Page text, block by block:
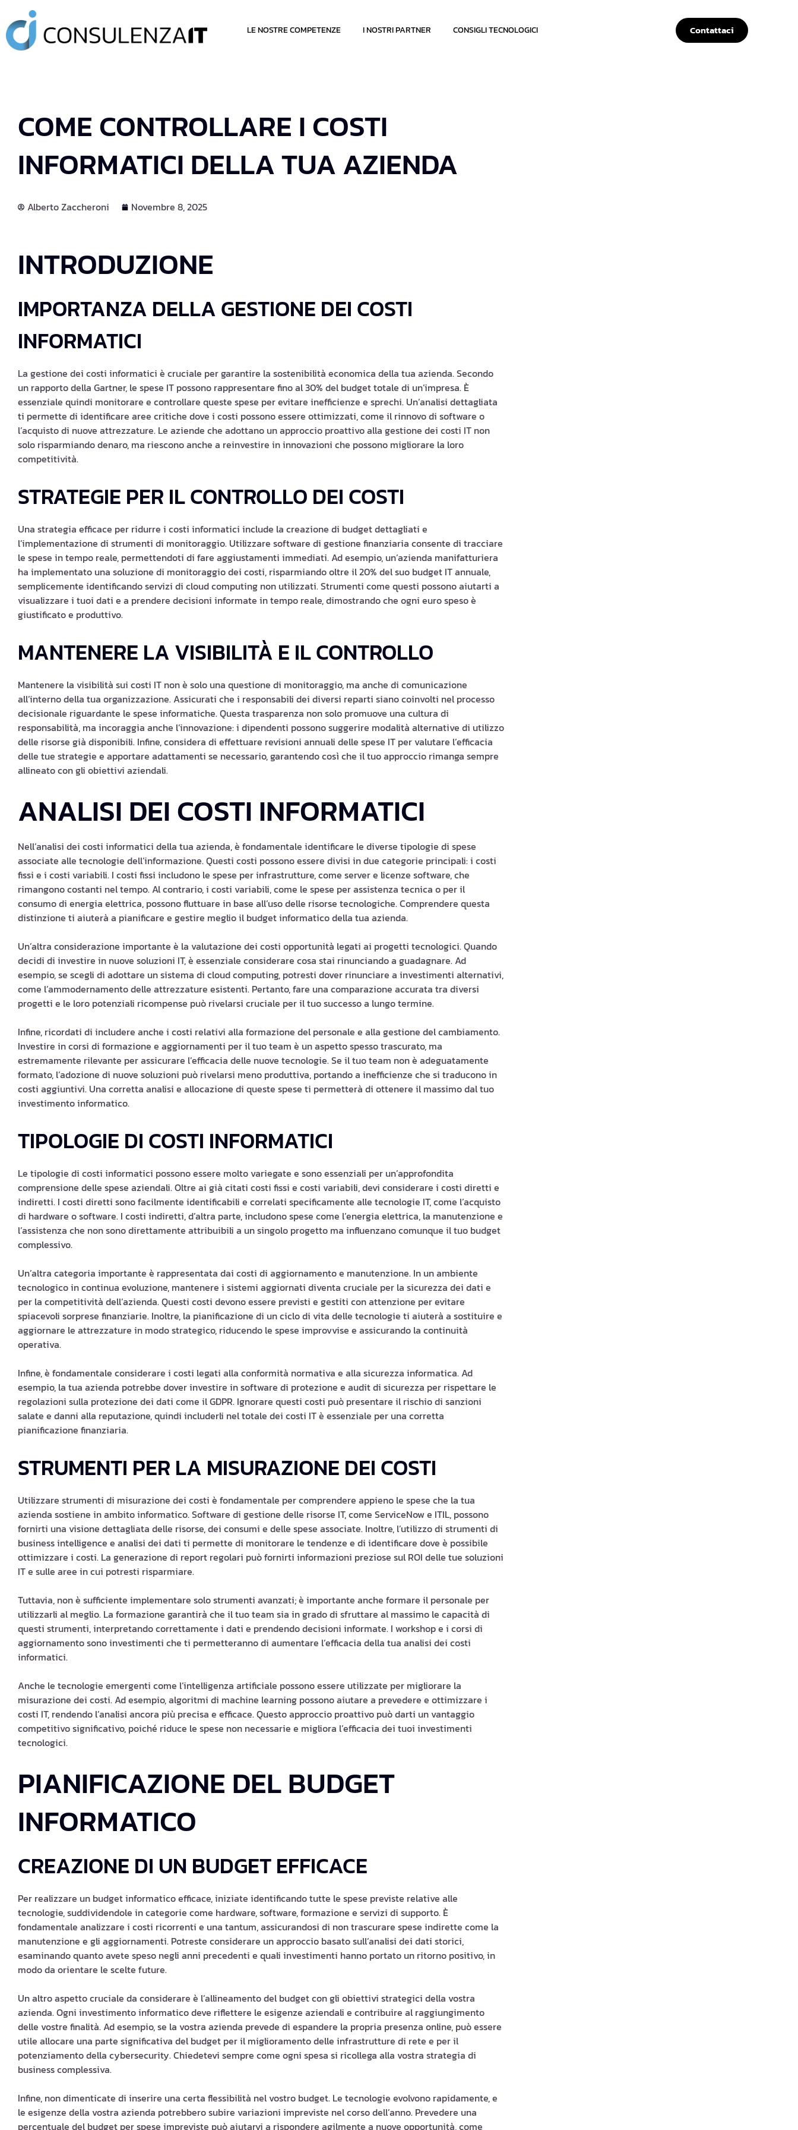
LE NOSTRE COMPETENZE I NOSTRI PARTNER CONSIGLI TECNOLOGICI Contattaci
COME CONTROLLARE I COSTI
INFORMATICI DELLA TUA AZIENDA
Alberto Zaccheroni Novembre 8, 2025
INTRODUZIONE
IMPORTANZA DELLA GESTIONE DEI COSTI
INFORMATICI
La gestione dei costi informatici è cruciale per garantire la sostenibilità economica della tua azienda. Secondo
un rapporto della Gartner, le spese IT possono rappresentare fino al 30% del budget totale di un’impresa. È
essenziale quindi monitorare e controllare queste spese per evitare inefficienze e sprechi. Un’analisi dettagliata
ti permette di identificare aree critiche dove i costi possono essere ottimizzati, come il rinnovo di software o
l’acquisto di nuove attrezzature. Le aziende che adottano un approccio proattivo alla gestione dei costi IT non
solo risparmiando denaro, ma riescono anche a reinvestire in innovazioni che possono migliorare la loro
competitività.
STRATEGIE PER IL CONTROLLO DEI COSTI
Una strategia efficace per ridurre i costi informatici include la creazione di budget dettagliati e
l’implementazione di strumenti di monitoraggio. Utilizzare software di gestione finanziaria consente di tracciare
le spese in tempo reale, permettendoti di fare aggiustamenti immediati. Ad esempio, un’azienda manifatturiera
ha implementato una soluzione di monitoraggio dei costi, risparmiando oltre il 20% del suo budget IT annuale,
semplicemente identificando servizi di cloud computing non utilizzati. Strumenti come questi possono aiutarti a
visualizzare i tuoi dati e a prendere decisioni informate in tempo reale, dimostrando che ogni euro speso è
giustificato e produttivo.
MANTENERE LA VISIBILITÀ E IL CONTROLLO
Mantenere la visibilità sui costi IT non è solo una questione di monitoraggio, ma anche di comunicazione
all’interno della tua organizzazione. Assicurati che i responsabili dei diversi reparti siano coinvolti nel processo
decisionale riguardante le spese informatiche. Questa trasparenza non solo promuove una cultura di
responsabilità, ma incoraggia anche l’innovazione: i dipendenti possono suggerire modalità alternative di utilizzo
delle risorse già disponibili. Infine, considera di effettuare revisioni annuali delle spese IT per valutare l’efficacia
delle tue strategie e apportare adattamenti se necessario, garantendo così che il tuo approccio rimanga sempre
allineato con gli obiettivi aziendali.
ANALISI DEI COSTI INFORMATICI
Nell’analisi dei costi informatici della tua azienda, è fondamentale identificare le diverse tipologie di spese
associate alle tecnologie dell’informazione. Questi costi possono essere divisi in due categorie principali: i costi
fissi e i costi variabili. I costi fissi includono le spese per infrastrutture, come server e licenze software, che
rimangono costanti nel tempo. Al contrario, i costi variabili, come le spese per assistenza tecnica o per il
consumo di energia elettrica, possono fluttuare in base all’uso delle risorse tecnologiche. Comprendere questa
distinzione ti aiuterà a pianificare e gestire meglio il budget informatico della tua azienda.
Un’altra considerazione importante è la valutazione dei costi opportunità legati ai progetti tecnologici. Quando
decidi di investire in nuove soluzioni IT, è essenziale considerare cosa stai rinunciando a guadagnare. Ad
esempio, se scegli di adottare un sistema di cloud computing, potresti dover rinunciare a investimenti alternativi,
come l’ammodernamento delle attrezzature esistenti. Pertanto, fare una comparazione accurata tra diversi
progetti e le loro potenziali ricompense può rivelarsi cruciale per il tuo successo a lungo termine.
Infine, ricordati di includere anche i costi relativi alla formazione del personale e alla gestione del cambiamento.
Investire in corsi di formazione e aggiornamenti per il tuo team è un aspetto spesso trascurato, ma
estremamente rilevante per assicurare l’efficacia delle nuove tecnologie. Se il tuo team non è adeguatamente
formato, l’adozione di nuove soluzioni può rivelarsi meno produttiva, portando a inefficienze che si traducono in
costi aggiuntivi. Una corretta analisi e allocazione di queste spese ti permetterà di ottenere il massimo dal tuo
investimento informatico.
TIPOLOGIE DI COSTI INFORMATICI
Le tipologie di costi informatici possono essere molto variegate e sono essenziali per un’approfondita
comprensione delle spese aziendali. Oltre ai già citati costi fissi e costi variabili, devi considerare i costi diretti e
indiretti. I costi diretti sono facilmente identificabili e correlati specificamente alle tecnologie IT, come l’acquisto
di hardware o software. I costi indiretti, d’altra parte, includono spese come l’energia elettrica, la manutenzione e
l’assistenza che non sono direttamente attribuibili a un singolo progetto ma influenzano comunque il tuo budget
complessivo.
Un’altra categoria importante è rappresentata dai costi di aggiornamento e manutenzione. In un ambiente
tecnologico in continua evoluzione, mantenere i sistemi aggiornati diventa cruciale per la sicurezza dei dati e
per la competitività dell’azienda. Questi costi devono essere previsti e gestiti con attenzione per evitare
spiacevoli sorprese finanziarie. Inoltre, la pianificazione di un ciclo di vita delle tecnologie ti aiuterà a sostituire e
aggiornare le attrezzature in modo strategico, riducendo le spese improvvise e assicurando la continuità
operativa.
Infine, è fondamentale considerare i costi legati alla conformità normativa e alla sicurezza informatica. Ad
esempio, la tua azienda potrebbe dover investire in software di protezione e audit di sicurezza per rispettare le
regolazioni sulla protezione dei dati come il GDPR. Ignorare questi costi può presentare il rischio di sanzioni
salate e danni alla reputazione, quindi includerli nel totale dei costi IT è essenziale per una corretta
pianificazione finanziaria.
STRUMENTI PER LA MISURAZIONE DEI COSTI
Utilizzare strumenti di misurazione dei costi è fondamentale per comprendere appieno le spese che la tua
azienda sostiene in ambito informatico. Software di gestione delle risorse IT, come ServiceNow e ITIL, possono
fornirti una visione dettagliata delle risorse, dei consumi e delle spese associate. Inoltre, l’utilizzo di strumenti di
business intelligence e analisi dei dati ti permette di monitorare le tendenze e di identificare dove è possibile
ottimizzare i costi. La generazione di report regolari può fornirti informazioni preziose sul ROI delle tue soluzioni
IT e sulle aree in cui potresti risparmiare.
Tuttavia, non è sufficiente implementare solo strumenti avanzati; è importante anche formare il personale per
utilizzarli al meglio. La formazione garantirà che il tuo team sia in grado di sfruttare al massimo le capacità di
questi strumenti, interpretando correttamente i dati e prendendo decisioni informate. I workshop e i corsi di
aggiornamento sono investimenti che ti permetteranno di aumentare l’efficacia della tua analisi dei costi
informatici.
Anche le tecnologie emergenti come l’intelligenza artificiale possono essere utilizzate per migliorare la
misurazione dei costi. Ad esempio, algoritmi di machine learning possono aiutare a prevedere e ottimizzare i
costi IT, rendendo l’analisi ancora più precisa e efficace. Questo approccio proattivo può darti un vantaggio
competitivo significativo, poiché riduce le spese non necessarie e migliora l’efficacia dei tuoi investimenti
tecnologici.
PIANIFICAZIONE DEL BUDGET
INFORMATICO
CREAZIONE DI UN BUDGET EFFICACE
Per realizzare un budget informatico efficace, iniziate identificando tutte le spese previste relative alle
tecnologie, suddividendole in categorie come hardware, software, formazione e servizi di supporto. È
fondamentale analizzare i costi ricorrenti e una tantum, assicurandosi di non trascurare spese indirette come la
manutenzione e gli aggiornamenti. Potreste considerare un approccio basato sull’analisi dei dati storici,
esaminando quanto avete speso negli anni precedenti e quali investimenti hanno portato un ritorno positivo, in
modo da orientare le scelte future.
Un altro aspetto cruciale da considerare è l’allineamento del budget con gli obiettivi strategici della vostra
azienda. Ogni investimento informatico deve riflettere le esigenze aziendali e contribuire al raggiungimento
delle vostre finalità. Ad esempio, se la vostra azienda prevede di espandere la propria presenza online, può essere
utile allocare una parte significativa del budget per il miglioramento delle infrastrutture di rete e per il
potenziamento della cybersecurity. Chiedetevi sempre come ogni spesa si ricollega alla vostra strategia di
business complessiva.
Infine, non dimenticate di inserire una certa flessibilità nel vostro budget. Le tecnologie evolvono rapidamente, e
le esigenze della vostra azienda potrebbero subire variazioni impreviste nel corso dell’anno. Prevedere una
percentuale del budget per spese impreviste può aiutarvi a rispondere agilmente a nuove opportunità, come